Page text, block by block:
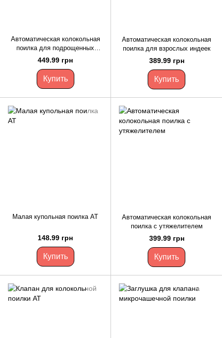
Автоматическая колокольная
поилка для подрощенных
индеек
449.99 грн
Купить
Автоматическая колокольная
поилка для взрослых индеек
389.99 грн
Купить
Малая купольная поилка AT
148.99 грн
Купить
Автоматическая колокольная
поилка с утяжелителем
399.99 грн
Купить